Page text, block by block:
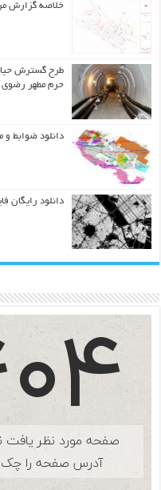
خلاصه گزارش
طرح گسترش
حرم مطهر رضوي
دانلود ضوابط و
دانلود رایگان